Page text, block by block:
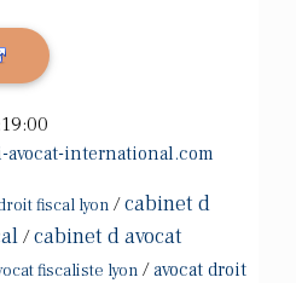
international.com
fiscal lyon /cabinet d
/cabinet d avocat
fiscaliste lyon /avocat droit